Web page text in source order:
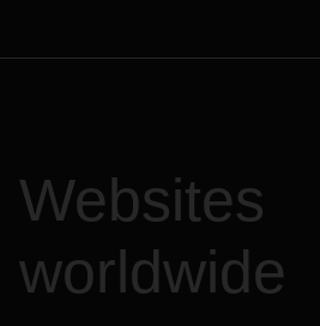
Websites
worldwide